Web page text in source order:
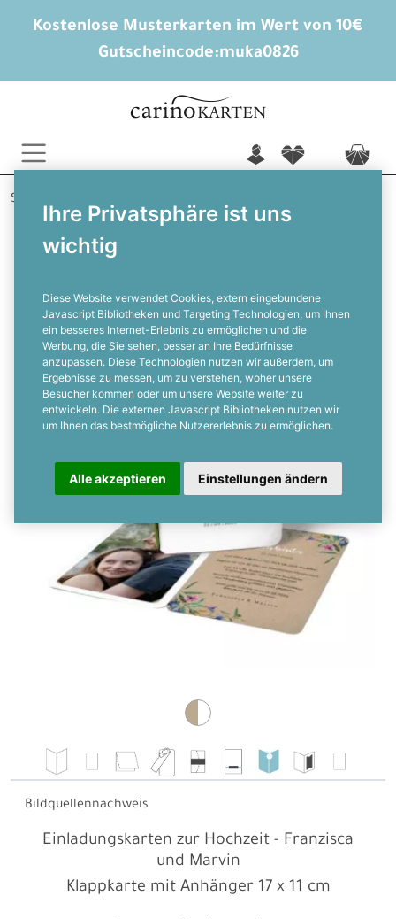
Kostenlose Musterkarten im Wert von 10€
Gutscheincode:muka0826
Ihre Privatsphäre ist uns
wichtig
Diese Website verwendet Cookies, extern eingebundene
Javascript Bibliotheken und Targeting Technologien, um Ihnen
ein besseres Internet-Erlebnis zu ermöglichen und die
Werbung, die Sie sehen, besser an Ihre Bedürfnisse
anzupassen. Diese Technologien nutzen wir außerdem, um
Ergebnisse zu messen, um zu verstehen, woher unsere
Besucher kommen oder um unsere Website weiter zu
entwickeln. Die externen Javascript Bibliotheken nutzen wir
um Ihnen das bestmögliche Nutzererlebnis zu ermöglichen.
Alle akzeptieren Einstellungen ändern
n f c
Startseite
Hochzeitseinladungen
Franzisca und Marvin
Bildquellennachweis
Hochzeitseinladung mit Wildblumen
Einladungskarten zur Hochzeit - Franzisca
und Marvin
Klappkarte mit Anhänger 17 x 11 cm